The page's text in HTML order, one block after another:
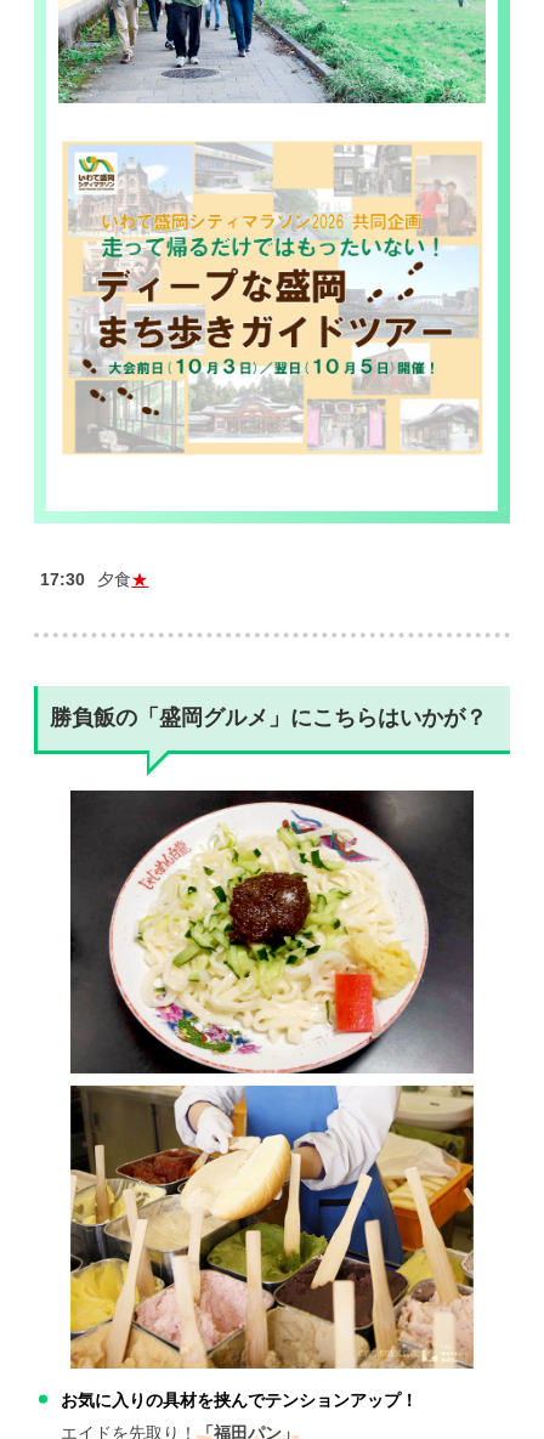
17:30 夕食★
勝負飯の「盛岡グルメ」にこちらはいかが？
お気に入りの具材を挟んでテンションアップ！
エイドを先取り！ 「福田パン」